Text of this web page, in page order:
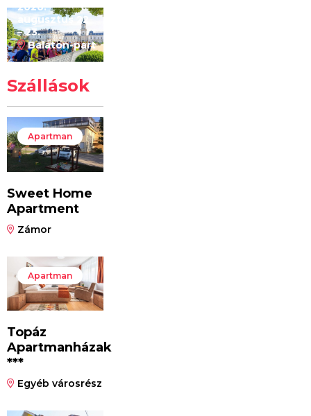
2026.
augusztus 22
– 23.
Balaton-part
Szállások
Apartman
Sweet Home
Apartment
Zámor
Apartman
Topáz
Apartmanházak
***
Egyéb városrész